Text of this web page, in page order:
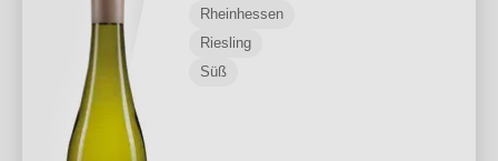
Rheinhessen
Riesling
Süß